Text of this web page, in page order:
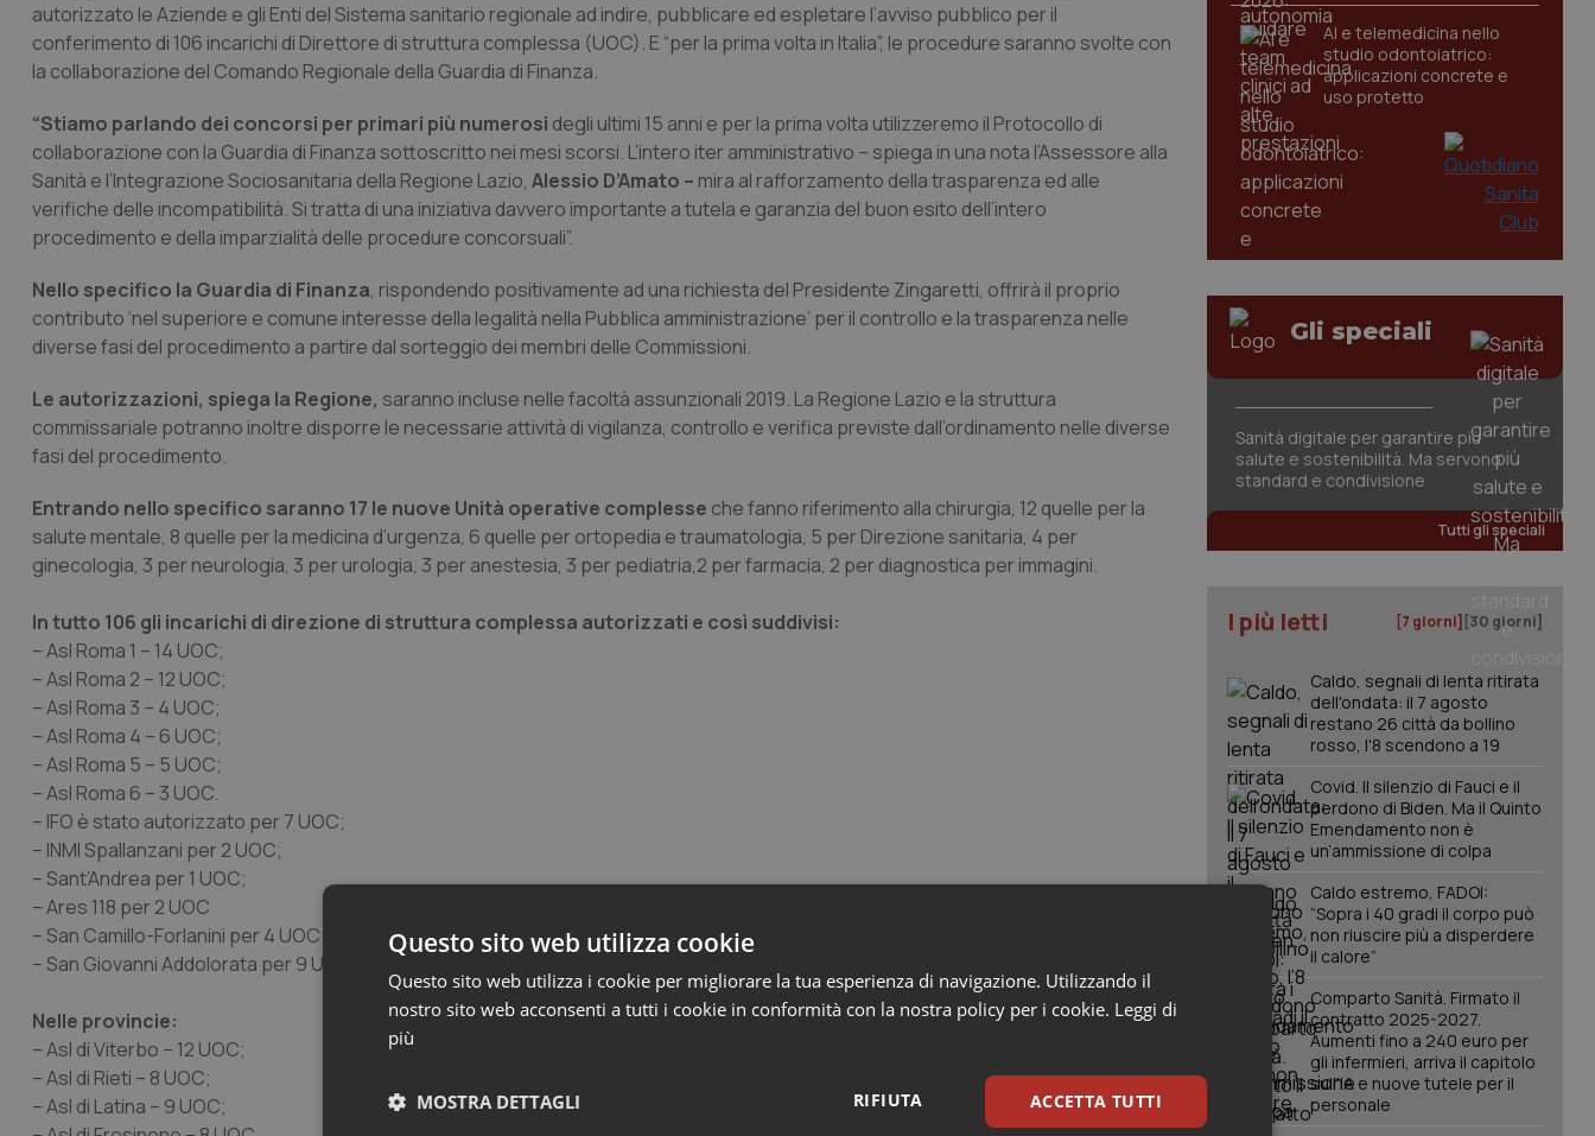
autorizzato le Aziende e gli Enti del Sistema sanitario regionale ad indire, pubblicare ed espletare l’avviso pubblico per il
conferimento di 106 incarichi di Direttore di struttura complessa (UOC). E “per la prima volta in Italia”, le procedure saranno svolte con
la collaborazione del Comando Regionale della Guardia di Finanza.
“Stiamo parlando dei concorsi per primari più numerosi degli ultimi 15 anni e per la prima volta utilizzeremo il Protocollo di
collaborazione con la Guardia di Finanza sottoscritto nei mesi scorsi. L’intero iter amministrativo – spiega in una nota l’Assessore alla
Sanità e l’Integrazione Sociosanitaria della Regione Lazio, Alessio D’Amato – mira al rafforzamento della trasparenza ed alle
verifiche delle incompatibilità. Si tratta di una iniziativa davvero importante a tutela e garanzia del buon esito dell’intero
procedimento e della imparzialità delle procedure concorsuali”.
Nello specifico la Guardia di Finanza, rispondendo positivamente ad una richiesta del Presidente Zingaretti, offrirà il proprio
contributo ‘nel superiore e comune interesse della legalità nella Pubblica amministrazione’ per il controllo e la trasparenza nelle
diverse fasi del procedimento a partire dal sorteggio dei membri delle Commissioni.
Le autorizzazioni, spiega la Regione, saranno incluse nelle facoltà assunzionali 2019. La Regione Lazio e la struttura
commissariale potranno inoltre disporre le necessarie attività di vigilanza, controllo e verifica previste dall’ordinamento nelle diverse
fasi del procedimento.
Entrando nello specifico saranno 17 le nuove Unità operative complesse che fanno riferimento alla chirurgia, 12 quelle per la
salute mentale, 8 quelle per la medicina d’urgenza, 6 quelle per ortopedia e traumatologia, 5 per Direzione sanitaria, 4 per
ginecologia, 3 per neurologia, 3 per urologia, 3 per anestesia, 3 per pediatria,2 per farmacia, 2 per diagnostica per immagini.
In tutto 106 gli incarichi di direzione di struttura complessa autorizzati e così suddivisi:
– Asl Roma 1 – 14 UOC;
– Asl Roma 2 – 12 UOC;
– Asl Roma 3 – 4 UOC;
– Asl Roma 4 – 6 UOC;
– Asl Roma 5 – 5 UOC;
– Asl Roma 6 – 3 UOC.
– IFO è stato autorizzato per 7 UOC;
– INMI Spallanzani per 2 UOC;
– Sant’Andrea per 1 UOC;
– Ares 118 per 2 UOC
– San Camillo-Forlanini per 4 UOC;
– San Giovanni Addolorata per 9 UOC.
Nelle provincie:
– Asl di Viterbo – 12 UOC;
– Asl di Rieti – 8 UOC;
– Asl di Latina – 9 UOC;
AI e telemedicina nello
studio odontoiatrico:
applicazioni concrete e
uso protetto
Gli speciali
Sanità digitale per garantire più
salute e sostenibilità. Ma servono
standard e condivisione
Tutti gli speciali
I più letti [7 giorni] [30 giorni]
Caldo, segnali di lenta ritirata
dell'ondata: il 7 agosto
restano 26 città da bollino
rosso, l'8 scendono a 19
Covid. Il silenzio di Fauci e il
perdono di Biden. Ma il Quinto
Emendamento non è
un’ammissione di colpa
Caldo estremo, FADOI:
“Sopra i 40 gradi il corpo può
non riuscire più a disperdere
il calore”
Comparto Sanità. Firmato il
contratto 2025-2027.
Aumenti fino a 240 euro per
gli infermieri, arriva il capitolo
sull'IA e nuove tutele per il
personale
Questo sito web utilizza cookie
Questo sito web utilizza i cookie per migliorare la tua esperienza di navigazione. Utilizzando il
nostro sito web acconsenti a tutti i cookie in conformità con la nostra policy per i cookie. Leggi di
più
ACCETTA TUTTI
RIFIUTA
MOSTRA DETTAGLI